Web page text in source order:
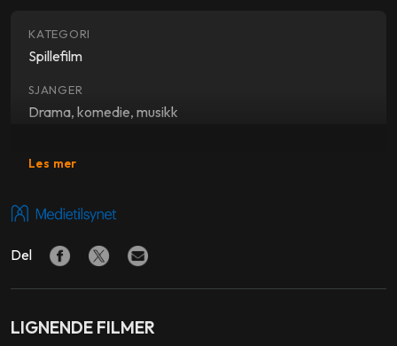
KATEGORI
Spillefilm
SJANGER
Drama, komedie, musikk
Billy Barratt
Sarfraz Manzoor
Les mer
Del
LIGNENDE FILMER